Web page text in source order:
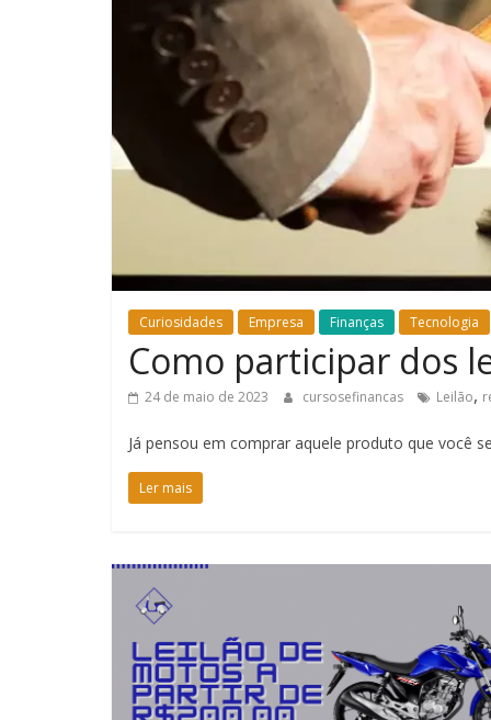
Curiosidades Empresa Finanças Tecnologia
Como participar dos
24 de maio de 2023 cursosefinancas Leilão,
Já pensou em comprar aquele produto que você
Ler mais